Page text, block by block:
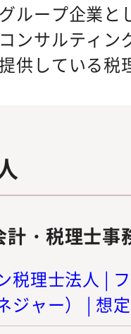
ループ企業と
ンサルティン
供している税
・税理士事
税理士法人 |
ジャー） | 想